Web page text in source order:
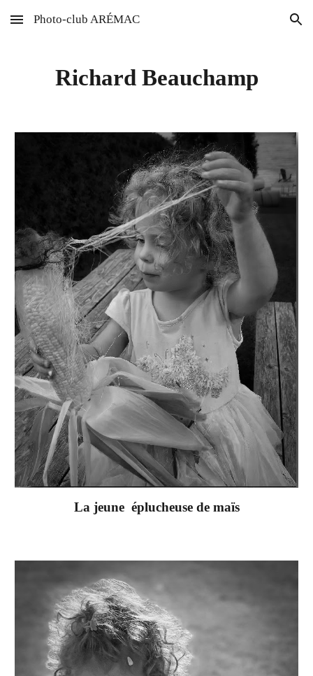
Skip to main content Skip to navigation
Photo-club ARÉMAC
Richard Beauchamp
La jeune éplucheuse de maïs